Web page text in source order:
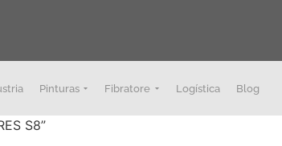
Pinturas Fibratore Logística Blog
S8”